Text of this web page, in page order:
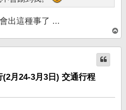
出這種事了 ...
頂
端
月24-3月3日) 交通行程